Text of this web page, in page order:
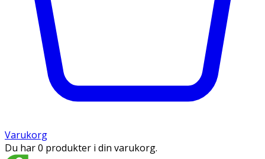
Varukorg
Du har 0 produkter i din varukorg.